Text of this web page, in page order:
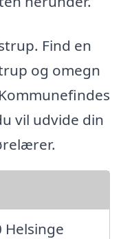
Find en
og omegn
vil udvide din
Helsinge